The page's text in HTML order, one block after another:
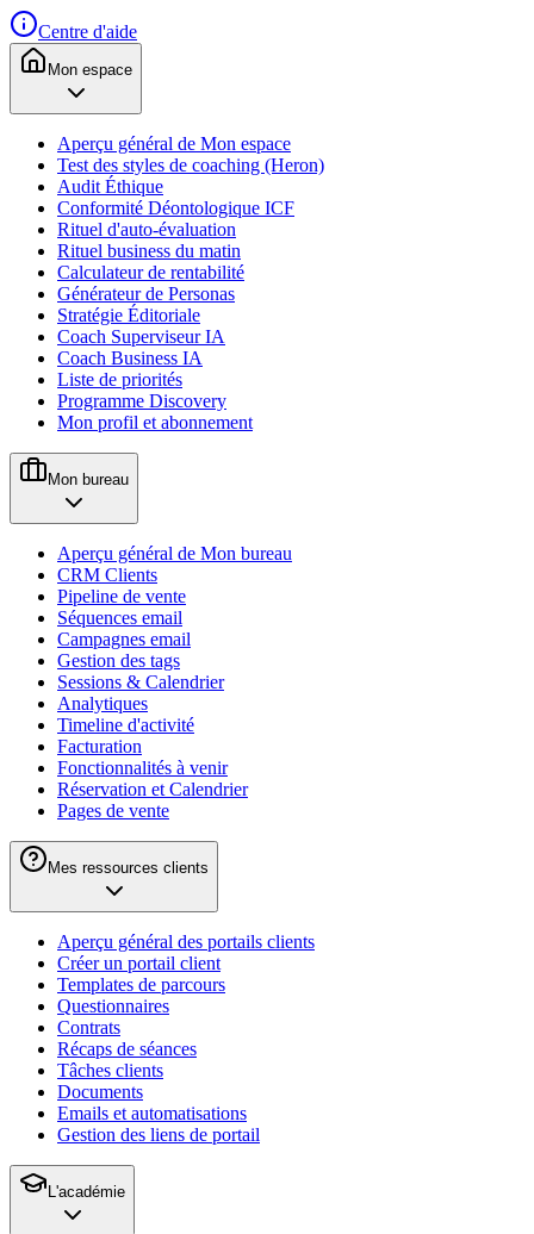
Centre d'aide
Mon espace
Aperçu général de Mon espace
Test des styles de coaching (Heron)
Audit Éthique
Conformité Déontologique ICF
Rituel d'auto-évaluation
Rituel business du matin
Calculateur de rentabilité
Générateur de Personas
Stratégie Éditoriale
Coach Superviseur IA
Coach Business IA
Liste de priorités
Programme Discovery
Mon profil et abonnement
Mon bureau
Aperçu général de Mon bureau
CRM Clients
Pipeline de vente
Séquences email
Campagnes email
Gestion des tags
Sessions & Calendrier
Analytiques
Timeline d'activité
Facturation
Fonctionnalités à venir
Réservation et Calendrier
Pages de vente
Mes ressources clients
Aperçu général des portails clients
Créer un portail client
Templates de parcours
Questionnaires
Contrats
Récaps de séances
Tâches clients
Documents
Emails et automatisations
Gestion des liens de portail
L'académie